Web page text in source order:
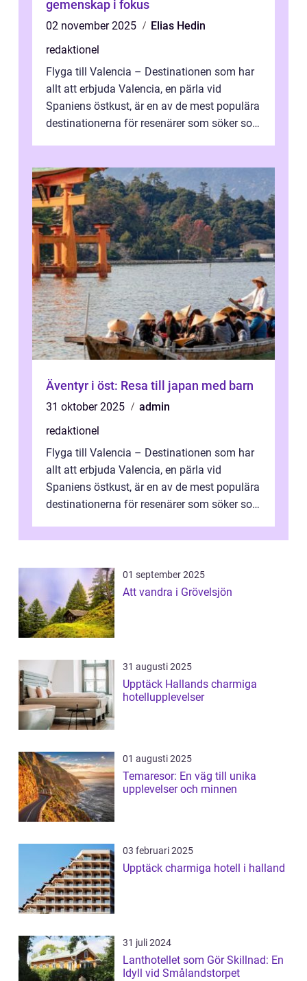
gemenskap i fokus
02 november 2025
Elias Hedin
redaktionel
Flyga till Valencia – Destinationen som har
allt att erbjuda Valencia, en pärla vid
Spaniens östkust, är en av de mest populära
destinationerna för resenärer som söker sol,
Äventyr i öst: Resa till japan med barn
31 oktober 2025
admin
redaktionel
Flyga till Valencia – Destinationen som har
allt att erbjuda Valencia, en pärla vid
Spaniens östkust, är en av de mest populära
destinationerna för resenärer som söker sol,
01 september 2025
Att vandra i Grövelsjön
31 augusti 2025
Upptäck Hallands charmiga
hotellupplevelser
01 augusti 2025
Temaresor: En väg till unika
upplevelser och minnen
03 februari 2025
Upptäck charmiga hotell i halland
31 juli 2024
Lanthotellet som Gör Skillnad: En
Idyll vid Smålandstorpet